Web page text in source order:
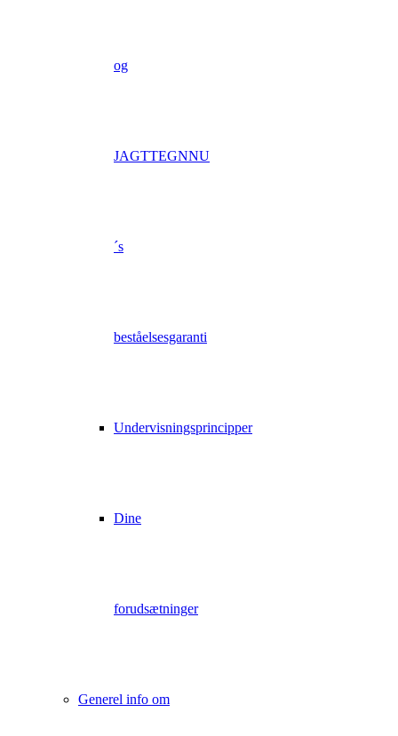
og
JAGTTEGNNU
´s
beståelsesgaranti
Undervisningsprincipper
Dine
forudsætninger
Generel info om